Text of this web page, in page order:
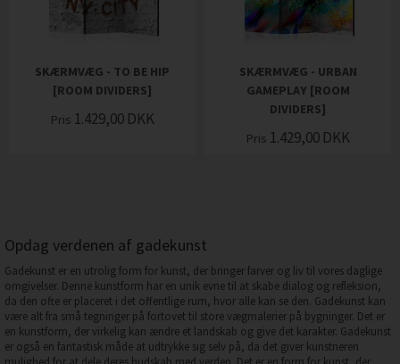
SKÆRMVÆG - TO BE HIP
[ROOM DIVIDERS]
Pris 1.429,00 DKK
SKÆRMVÆG - URBAN
GAMEPLAY [ROOM
DIVIDERS]
Pris 1.429,00 DKK
Opdag verdenen af gadekunst
Gadekunst er en utrolig form for kunst, der bringer farver og liv til vores daglige
omgivelser. Denne kunstform har en unik evne til at skabe dialog og refleksion,
da den ofte er placeret i det offentlige rum, hvor alle kan se den. Gadekunst kan
være alt fra små tegninger på fortovet til store vægmalerier på bygninger. Det er
en kunstform, der virkelig kan ændre et landskab og give det karakter. Gadekunst
er også en fantastisk måde at udtrykke sig selv på, da det giver kunstneren